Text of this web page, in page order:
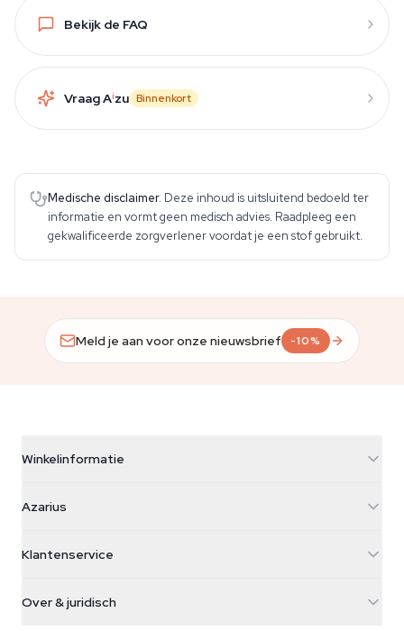
Bekijk de FAQ
Vraag Aizu Binnenkort
Medische disclaimer. Deze inhoud is uitsluitend bedoeld ter
informatie en vormt geen medisch advies. Raadpleeg een
gekwalificeerde zorgverlener voordat je een stof gebruikt.
Meld je aan voor onze nieuwsbrief -10%
Winkelinformatie
Galvaniweg 11
Nederland
+31(0)204897914
Azarius
Smokeshop
Klantenservice
Retourbeleid
Over & juridisch